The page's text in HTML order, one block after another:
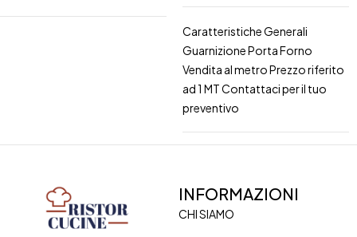
Caratteristiche Generali
Guarnizione Porta Forno
Vendita al metro Prezzo riferito
ad 1 MT Contattaci per il tuo
preventivo
INFORMAZIONI
CHI SIAMO